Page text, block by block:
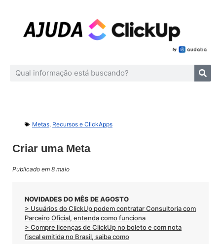
Metas, Recursos e ClickApps
Criar uma Meta
Publicado em 8 maio
NOVIDADES DO MÊS DE AGOSTO
> Usuários do ClickUp podem contratar Consultoria com
Parceiro Oficial, entenda como funciona
> Compre licenças de ClickUp no boleto e com nota
fiscal emitida no Brasil, saiba como